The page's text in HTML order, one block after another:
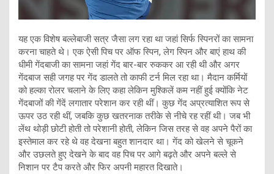
यह एक विशेष बल्लेबाजी सत्र जैसा लग रहा था जहां सिर्फ स्पिनरों का सामना
करना चाहते थे। एक ऐसी पिच पर ऑफ स्पिन, लेग स्पिन और बाएं हाथ की
धीमी गेंदबाजी का सामना जहां गेंद बार-बार रुककर आ रही थी और अगर
गेंदबाज सही जगह पर गेंद डालते तो काफी टर्न मिल रहा था। मैदान कर्मियों
को हल्का रोलर चलाने के लिए कहा लेकिन मुश्किलें कम नहीं हुई क्योंकि नेट
गेंदबाजों की गेंदें लगातार परेशान कर रही थीं। कुछ गेंद अप्रत्याशित रूप से
ऊपर उठ रही थीं, जबकि कुछ खतरनाक तरीके से नीचे रह रहीं थी। जब भी
लेंथ थोड़ी छोटी होती तो परेशानी होती, लेकिन जिस तरह से वह अपने पैरों का
इस्तेमाल कर रहे थे वह देखना बहुत शानदार था। गेंद को खेलने से चूकने
और उछलते हुए देखने के बाद वह पिच पर आगे बढ़ते और अपने बल्ले से
निशान पर टैप करते और फिर अपनी महारत दिखाते।